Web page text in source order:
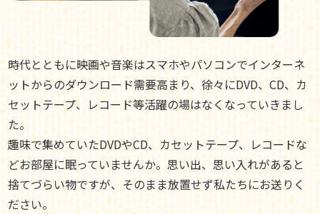
時代とともに映画や音楽はスマホやパソコンでインターネ
ットからのダウンロード需要高まり、徐々にDVD、CD、カ
セットテープ、レコード等活躍の場はなくなっていきまし
た。
趣味で集めていたDVDやCD、カセットテープ、レコードな
どお部屋に眠っていませんか。思い出、思い入れがあると
捨てづらい物ですが、そのまま放置せず私たちにお送りく
ださい。